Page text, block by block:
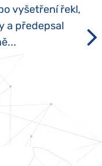
vyšetření řekl,
a předepsal